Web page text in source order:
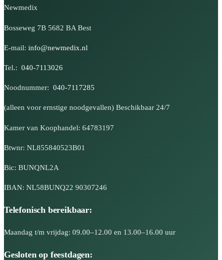
Newmedix
Bosseweg 7B 5682 BA Best
E-mail: info@newmedix.nl
Tel.: 040-7113026
Noodnummer: 040-7117285
(alleen voor ernstige noodgevallen) Beschikbaar 24/7
Kamer van Koophandel: 64783197
Btwnr: NL855840523B01
Bic: BUNQNL2A
IBAN: NL58BUNQ22 90307246
Telefonisch bereikbaar:
Maandag t/m vrijdag: 09.00–12.00 en 13.00–16.00 uur
Gesloten op feestdagen: